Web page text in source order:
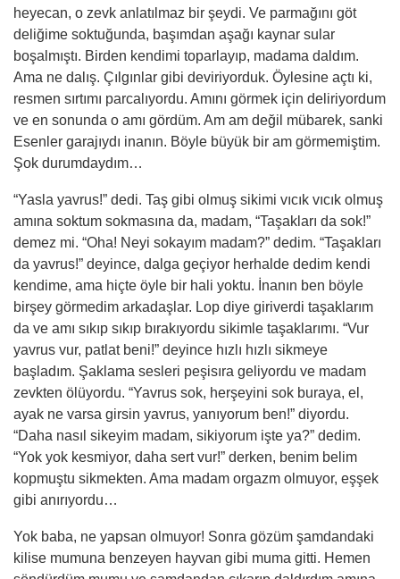
heyecan, o zevk anlatılmaz bir şeydi. Ve parmağını göt
deliğime soktuğunda, başımdan aşağı kaynar sular
boşalmıştı. Birden kendimi toparlayıp, madama daldım.
Ama ne dalış. Çılgınlar gibi deviriyorduk. Öylesine açtı ki,
resmen sırtımı parcalıyordu. Amını görmek için deliriyordum
ve en sonunda o amı gördüm. Am am değil mübarek, sanki
Esenler garajıydı inanın. Böyle büyük bir am görmemiştim.
Şok durumdaydım…
“Yasla yavrus!” dedi. Taş gibi olmuş sikimi vıcık vıcık olmuş
amına soktum sokmasına da, madam, “Taşakları da sok!”
demez mi. “Oha! Neyi sokayım madam?” dedim. “Taşakları
da yavrus!” deyince, dalga geçiyor herhalde dedim kendi
kendime, ama hiçte öyle bir hali yoktu. İnanın ben böyle
birşey görmedim arkadaşlar. Lop diye giriverdi taşaklarım
da ve amı sıkıp sıkıp bırakıyordu sikimle taşaklarımı. “Vur
yavrus vur, patlat beni!” deyince hızlı hızlı sikmeye
başladım. Şaklama sesleri peşisıra geliyordu ve madam
zevkten ölüyordu. “Yavrus sok, herşeyini sok buraya, el,
ayak ne varsa girsin yavrus, yanıyorum ben!” diyordu.
“Daha nasıl sikeyim madam, sikiyorum işte ya?” dedim.
“Yok yok kesmiyor, daha sert vur!” derken, benim belim
kopmuştu sikmekten. Ama madam orgazm olmuyor, eşşek
gibi anırıyordu…
Yok baba, ne yapsan olmuyor! Sonra gözüm şamdandaki
kilise mumuna benzeyen hayvan gibi muma gitti. Hemen